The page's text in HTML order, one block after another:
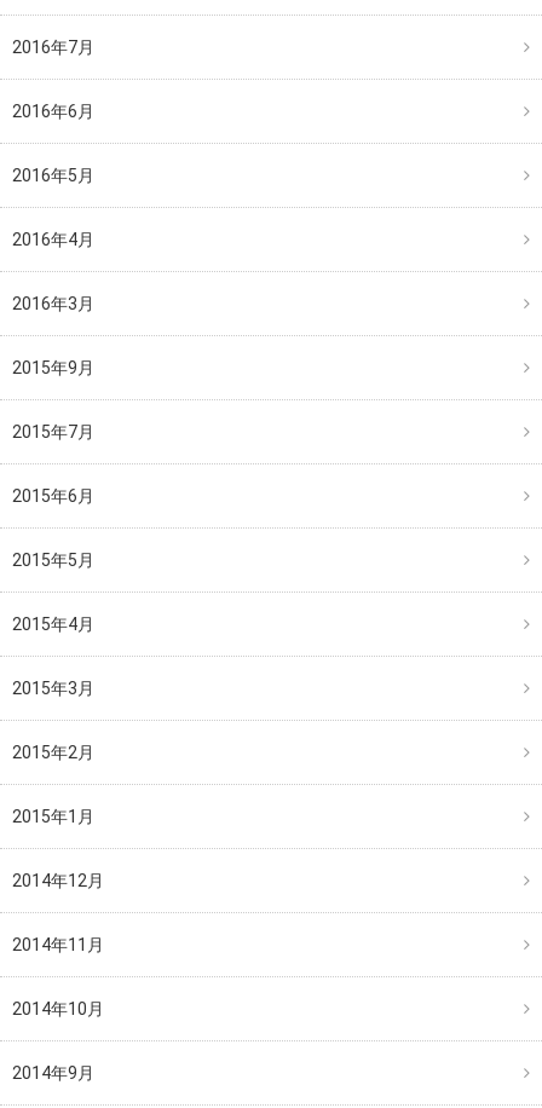
2016年7月
2016年6月
2016年5月
2016年4月
2016年3月
2015年9月
2015年7月
2015年6月
2015年5月
2015年4月
2015年3月
2015年2月
2015年1月
2014年12月
2014年11月
2014年10月
2014年9月